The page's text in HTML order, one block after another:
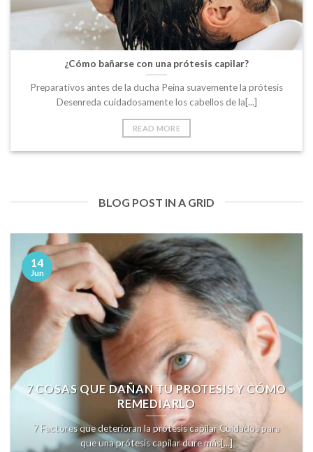
¿Cómo bañarse con una prótesis capilar?
Preparativos antes de la ducha Peina suavemente la prótesis
Desenreda cuidadosamente los cabellos de la[...]
READ MORE
BLOG POST IN A GRID
7 COSAS QUE DAÑAN TU PROTESIS Y CÓMO
REMEDIARLO
7 Factores que deterioran la prótesis capilar Cuidados para
que una prótesis capilar dure más[...]
14
Jun